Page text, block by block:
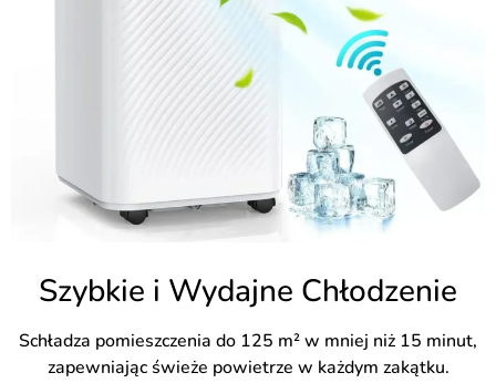
Szybkie i Wydajne Chłodzenie
Schładza pomieszczenia do 125 m² w mniej niż 15 minut,
zapewniając świeże powietrze w każdym zakątku.